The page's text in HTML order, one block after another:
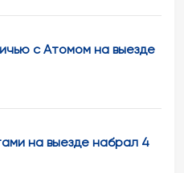
с Атомом на выезде
на выезде набрал 4